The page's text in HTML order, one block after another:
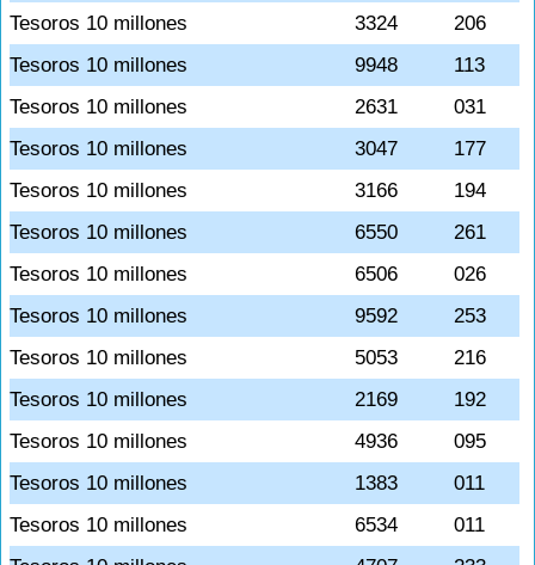
Tesoros 10 millones
3324
206
Tesoros 10 millones
9948
113
Tesoros 10 millones
2631
031
Tesoros 10 millones
3047
177
Tesoros 10 millones
3166
194
Tesoros 10 millones
6550
261
Tesoros 10 millones
6506
026
Tesoros 10 millones
9592
253
Tesoros 10 millones
5053
216
Tesoros 10 millones
2169
192
Tesoros 10 millones
4936
095
Tesoros 10 millones
1383
011
Tesoros 10 millones
6534
011